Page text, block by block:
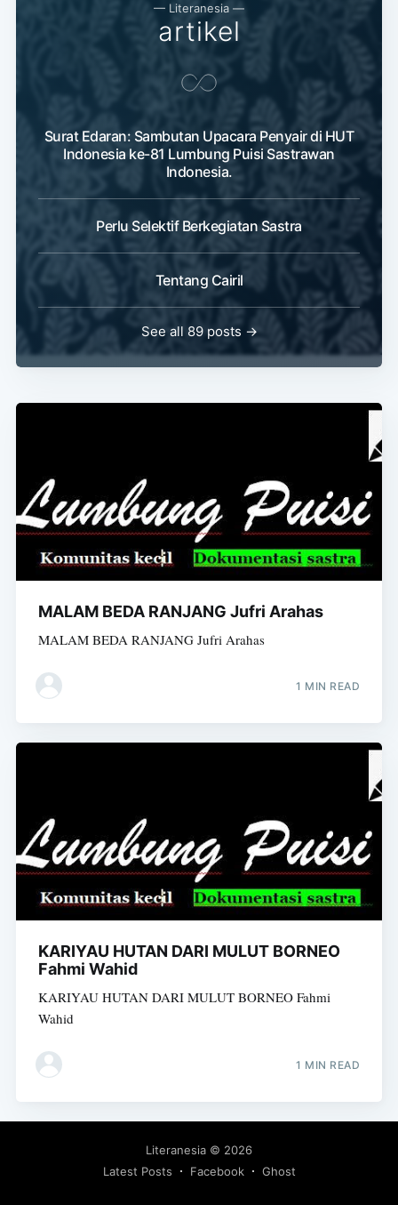
— Literanesia —
artikel
Surat Edaran: Sambutan Upacara Penyair di HUT
Indonesia ke-81 Lumbung Puisi Sastrawan
Indonesia.
Perlu Selektif Berkegiatan Sastra
Tentang Cairil
See all 89 posts →
MALAM BEDA RANJANG Jufri Arahas
MALAM BEDA RANJANG Jufri Arahas
1 MIN READ
KARIYAU HUTAN DARI MULUT BORNEO
Fahmi Wahid
KARIYAU HUTAN DARI MULUT BORNEO Fahmi
Wahid
1 MIN READ
Literanesia © 2026
Latest Posts
Facebook Ghost